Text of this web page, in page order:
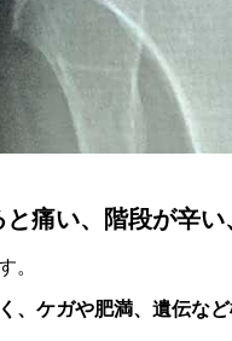
痛い、階段が辛
。
、ケガや肥満、遺伝な